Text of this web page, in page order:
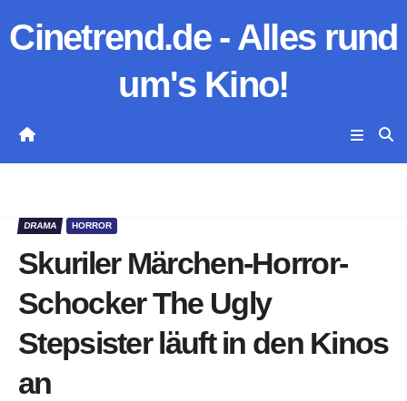
Inhalt
Cinetrend.de - Alles rund
um's Kino!
DRAMA HORROR
Skuriler Märchen-Horror-
Schocker The Ugly
Stepsister läuft in den Kinos
an